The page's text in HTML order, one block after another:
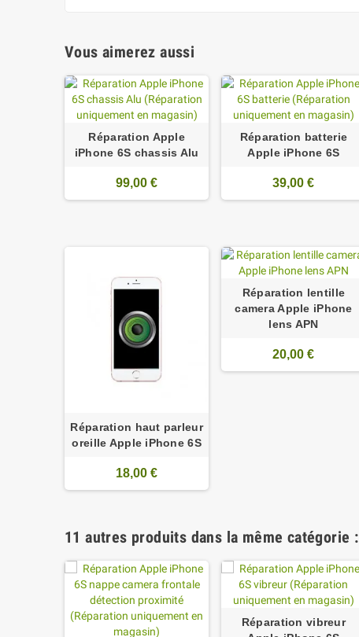
Vous aimerez aussi
Réparation Apple
iPhone 6S chassis Alu
99,00 €
Réparation batterie
Apple iPhone 6S
39,00 €
Réparation haut parleur
oreille Apple iPhone 6S
18,00 €
Réparation lentille
camera Apple iPhone
lens APN
20,00 €
11 autres produits dans la même catégorie :
Réparation vibreur